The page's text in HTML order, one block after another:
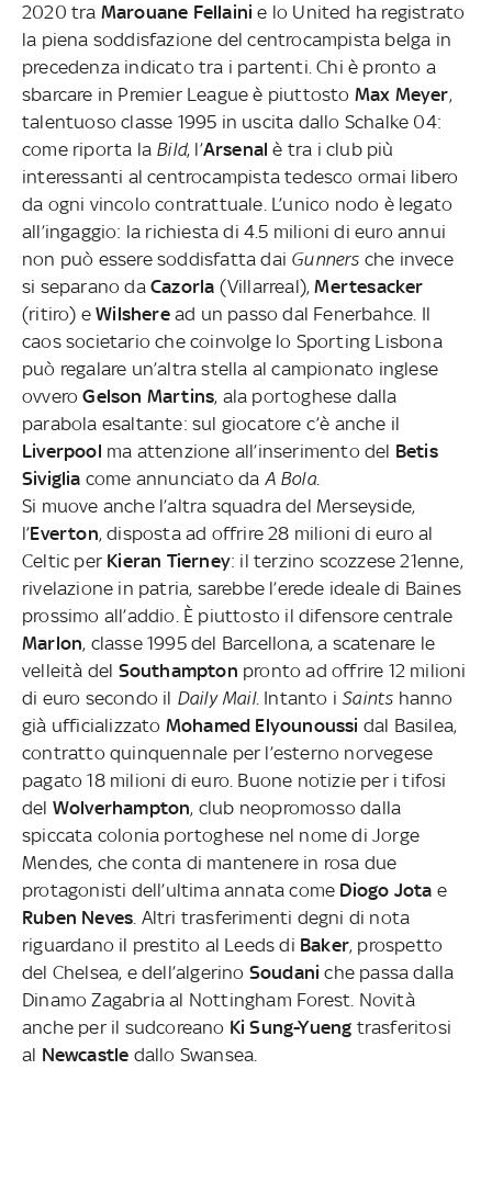
2020 tra Marouane Fellainie lo United ha registrato
la piena soddisfazione del centrocampista belga in
precedenza indicato tra i partenti. Chi è pronto a
sbarcare in Premier League è piuttosto Max Meyer,
talentuoso classe 1995 in uscita dallo Schalke 04:
come riporta la Bild, l’Arsenal è tra i club più
interessanti al centrocampista tedesco ormai libero
da ogni vincolo contrattuale. L’unico nodo è legato
all’ingaggio: la richiesta di 4.5 milioni di euro annui
non può essere soddisfatta dai Gunners che invece
si separano da Cazorla (Villarreal),Mertesacker
(ritiro) eWilsheread un passo dal Fenerbahce. Il
caos societario che coinvolge lo Sporting Lisbona
può regalare un’altra stella al campionato inglese
ovveroGelson Martins, ala portoghese dalla
parabola esaltante: sul giocatore c’è anche il
Liverpool ma attenzione all’inserimento del Betis
Siviglia come annunciato da A Bola.
Si muove anche l’altra squadra del Merseyside,
l’Everton, disposta ad offrire 28 milioni di euro al
Celtic per Kieran Tierney: il terzino scozzese 21enne,
rivelazione in patria, sarebbe l’erede ideale di Baines
prossimo all’addio. È piuttosto il difensore centrale
Marlon, classe 1995 del Barcellona, a scatenare le
velleità del Southampton pronto ad offrire 12 milioni
di euro secondo il Daily Mail. Intanto iSaints hanno
già ufficializzato Mohamed Elyounoussi dal Basilea,
contratto quinquennale per l’esterno norvegese
pagato 18 milioni di euro. Buone notizie per i tifosi
del Wolverhampton, club neopromosso dalla
spiccata colonia portoghese nel nome di Jorge
Mendes, che conta di mantenere in rosa due
protagonisti dell’ultima annata come Diogo Jota e
Ruben Neves. Altri trasferimenti degni di nota
riguardano il prestito al Leeds di Baker, prospetto
del Chelsea, e dell’algerino Soudani che passa dalla
Dinamo Zagabria al Nottingham Forest. Novità
anche per il sudcoreano Ki Sung-Yueng trasferitosi
al Newcastle dallo Swansea.